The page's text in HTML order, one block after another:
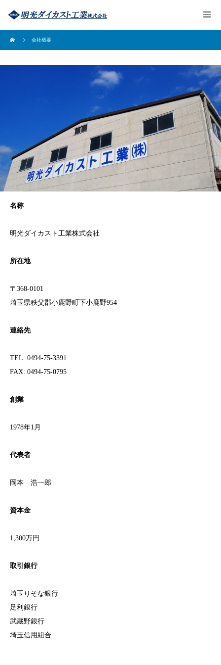
会社概要
名称
明光ダイカスト工業株式会社
所在地
〒368-0101
埼玉県秩父郡小鹿野町下小鹿野954
連絡先
TEL: 0494-75-3391
FAX: 0494-75-0795
創業
1978年1月
代表者
岡本 浩一郎
資本金
1,300万円
取引銀行
埼玉りそな銀行
足利銀行
武蔵野銀行
埼玉信用組合